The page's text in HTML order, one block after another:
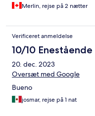
Merlin, rejse på 2 nætter
Verificeret anmeldelse
10/10 Enestående
20. dec. 2023
Oversæt med Google
Bueno
josmar, rejse på 1 nat